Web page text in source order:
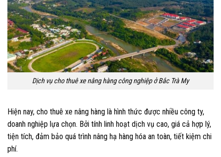
Dịch vụ cho thuê xe nâng hàng công nghiệp ở Bắc Trà My
Hiện nay, cho thuê xe nâng hàng là hình thức được nhiều công ty,
doanh nghiệp lựa chọn. Bởi tính linh hoạt dịch vụ cao, giá cả hợp lý,
tiện tích, đảm bảo quá trình nâng hạ hàng hóa an toàn, tiết kiệm chi
phí.